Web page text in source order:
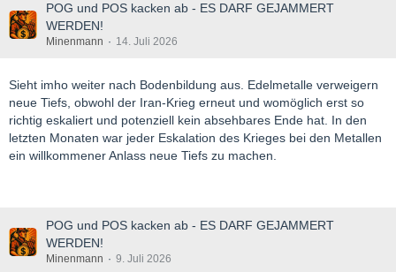
POG und POS kacken ab - ES DARF GEJAMMERT
WERDEN!
Minenmann 14. Juli 2026
Sieht imho weiter nach Bodenbildung aus. Edelmetalle verweigern
neue Tiefs, obwohl der Iran-Krieg erneut und womöglich erst so
richtig eskaliert und potenziell kein absehbares Ende hat. In den
letzten Monaten war jeder Eskalation des Krieges bei den Metallen
ein willkommener Anlass neue Tiefs zu machen.
POG und POS kacken ab - ES DARF GEJAMMERT
WERDEN!
Minenmann 9. Juli 2026